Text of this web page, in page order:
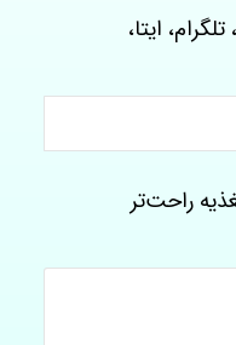
ایتا،
راحت‌تر